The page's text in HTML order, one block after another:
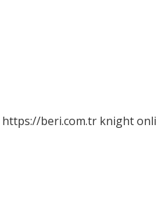
https://beri.com.tr knight